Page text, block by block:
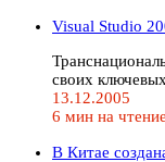
Visual Studio
своих
13.12.2005
6 мин на чтение
В Китае